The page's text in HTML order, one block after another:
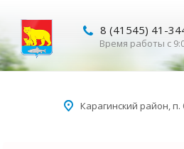
8 (41545) 41-
Время работы с
Карагинский район, п.